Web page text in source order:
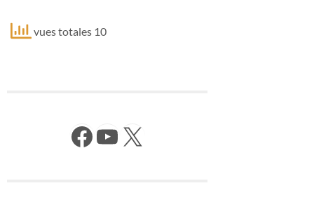
vues totales 10
Facebook YouTube X